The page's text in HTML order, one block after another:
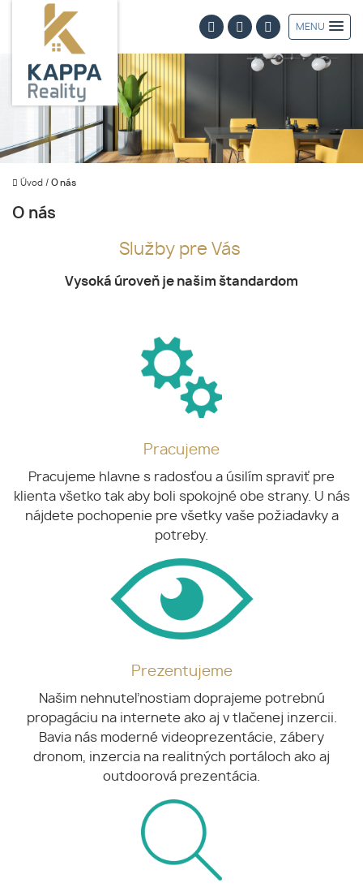
MENU
Úvod / O nás
O nás
Služby pre Vás
Vysoká úroveň je našim štandardom
Pracujeme
Pracujeme hlavne s radosťou a úsilím spraviť pre
klienta všetko tak aby boli spokojné obe strany. U nás
nájdete pochopenie pre všetky vaše požiadavky a
potreby.
Prezentujeme
Našim nehnuteľnostiam doprajeme potrebnú
propagáciu na internete ako aj v tlačenej inzercii.
Bavia nás moderné videoprezentácie, zábery
dronom, inzercia na realitných portáloch ako aj
outdoorová prezentácia.